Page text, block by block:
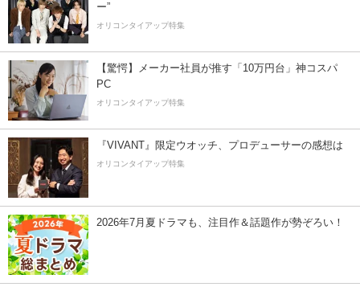
ー”
オリコンタイアップ特集
【驚愕】メーカー社員が推す「10万円台」神コスパ
PC
オリコンタイアップ特集
『VIVANT』限定ウオッチ、プロデューサーの感想は
オリコンタイアップ特集
2026年7月夏ドラマも、注目作＆話題作が勢ぞろい！